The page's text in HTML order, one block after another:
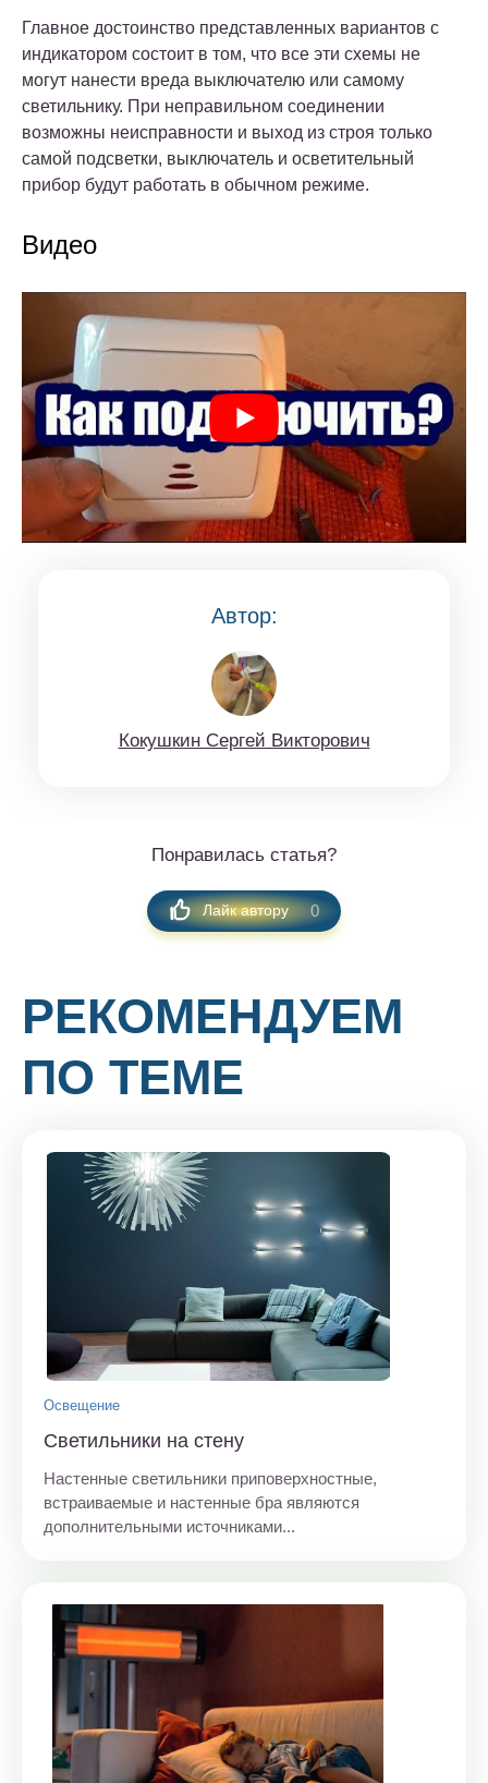
Главное достоинство представленных вариантов с
индикатором состоит в том, что все эти схемы не
могут нанести вреда выключателю или самому
светильнику. При неправильном соединении
возможны неисправности и выход из строя только
самой подсветки, выключатель и осветительный
прибор будут работать в обычном режиме.
Видео
Автор:
Кoкушкин Сeргей Виктopoвич
Понравилась статья?
Лайк автору 0
РЕКОМЕНДУЕМ
ПО ТЕМЕ
Освещение
Светильники на стену
Настенные светильники приповерхностные,
встраиваемые и настенные бра являются
дополнительными источниками...